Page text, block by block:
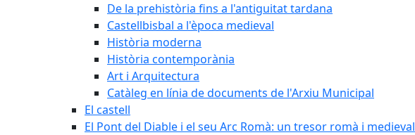
De la prehistòria fins a l'antiguitat tardana
Castellbisbal a l'època medieval
Història moderna
Història contemporània
Art i Arquitectura
Catàleg en línia de documents de l'Arxiu Municipal
El castell
El Pont del Diable i el seu Arc Romà: un tresor romà i medieval